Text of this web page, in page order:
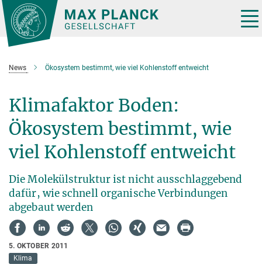
Hauptinhalt
News Ökosystem bestimmt, wie viel Kohlenstoff entweicht
Klimafaktor Boden:
Ökosystem bestimmt, wie
viel Kohlenstoff entweicht
Die Molekülstruktur ist nicht ausschlaggebend
dafür, wie schnell organische Verbindungen
abgebaut werden
5. OKTOBER 2011
Klima